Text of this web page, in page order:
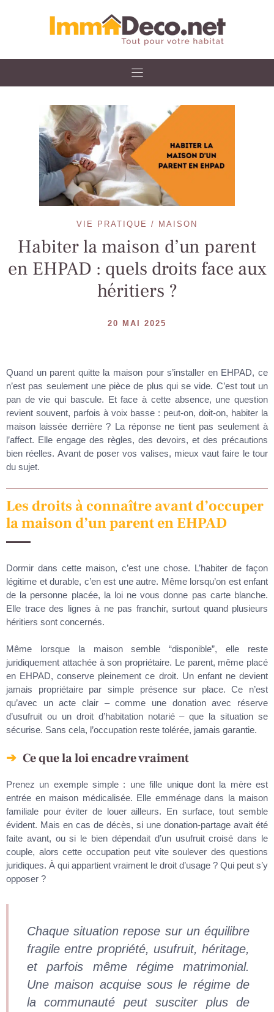
VIE PRATIQUE / MAISON
Habiter la maison d’un parent
en EHPAD : quels droits face aux
héritiers ?
20 MAI 2025
Quand un parent quitte la maison pour s’installer en EHPAD, ce
n’est pas seulement une pièce de plus qui se vide. C’est tout un
pan de vie qui bascule. Et face à cette absence, une question
revient souvent, parfois à voix basse : peut-on, doit-on, habiter la
maison laissée derrière ? La réponse ne tient pas seulement à
l’affect. Elle engage des règles, des devoirs, et des précautions
bien réelles. Avant de poser vos valises, mieux vaut faire le tour
du sujet.
Les droits à connaître avant d’occuper
la maison d’un parent en EHPAD
Dormir dans cette maison, c’est une chose. L’habiter de façon
légitime et durable, c’en est une autre. Même lorsqu’on est enfant
de la personne placée, la loi ne vous donne pas carte blanche.
Elle trace des lignes à ne pas franchir, surtout quand plusieurs
héritiers sont concernés.
Même lorsque la maison semble “disponible”, elle reste
juridiquement attachée à son propriétaire. Le parent, même placé
en EHPAD, conserve pleinement ce droit. Un enfant ne devient
jamais propriétaire par simple présence sur place. Ce n’est
qu’avec un acte clair – comme une donation avec réserve
d’usufruit ou un droit d’habitation notarié – que la situation se
sécurise. Sans cela, l’occupation reste tolérée, jamais garantie.
Ce que la loi encadre vraiment
Prenez un exemple simple : une fille unique dont la mère est
entrée en maison médicalisée. Elle emménage dans la maison
familiale pour éviter de louer ailleurs. En surface, tout semble
évident. Mais en cas de décès, si une donation-partage avait été
faite avant, ou si le bien dépendait d’un usufruit croisé dans le
couple, alors cette occupation peut vite soulever des questions
juridiques. À qui appartient vraiment le droit d’usage ? Qui peut s’y
opposer ?
Chaque situation repose sur un équilibre
fragile entre propriété, usufruit, héritage,
et parfois même régime matrimonial.
Une maison acquise sous le régime de
la communauté peut susciter plus de